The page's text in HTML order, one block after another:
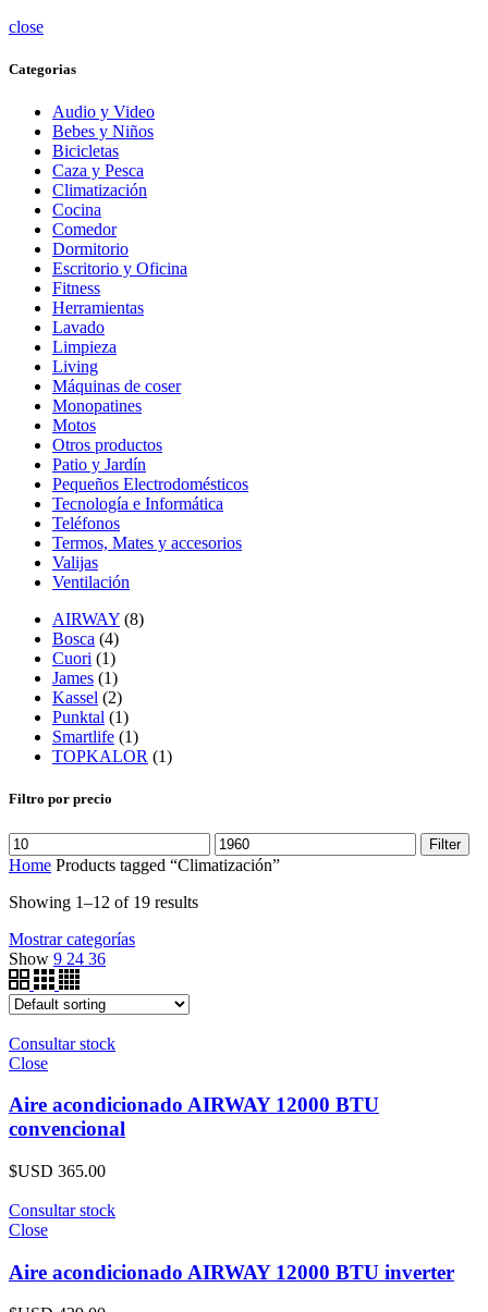
close
Categorias
Audio y Video
Bebes y Niños
Bicicletas
Caza y Pesca
Climatización
Cocina
Comedor
Dormitorio
Escritorio y Oficina
Fitness
Herramientas
Lavado
Limpieza
Living
Máquinas de coser
Monopatines
Motos
Otros productos
Patio y Jardín
Pequeños Electrodomésticos
Tecnología e Informática
Teléfonos
Termos, Mates y accesorios
Valijas
Ventilación
AIRWAY (8)
Bosca (4)
Cuori (1)
James (1)
Kassel (2)
Punktal (1)
Smartlife (1)
TOPKALOR (1)
Filtro por precio
Filter
Home Products tagged “Climatización”
Showing 1–12 of 19 results
Mostrar categorías
Show 9 24 36
Consultar stock
Close
Aire acondicionado AIRWAY 12000 BTU
convencional
$USD 365.00
Consultar stock
Close
Aire acondicionado AIRWAY 12000 BTU inverter